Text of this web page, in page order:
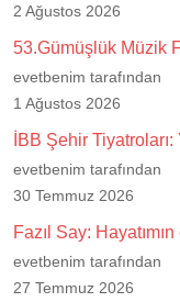
2 Ağustos 2026
53.Gümüşlük Müzik
evetbenim tarafından
1 Ağustos 2026
İBB Şehir Tiyatroları:
evetbenim tarafından
30 Temmuz 2026
Fazıl Say:
evetbenim tarafından
27 Temmuz 2026